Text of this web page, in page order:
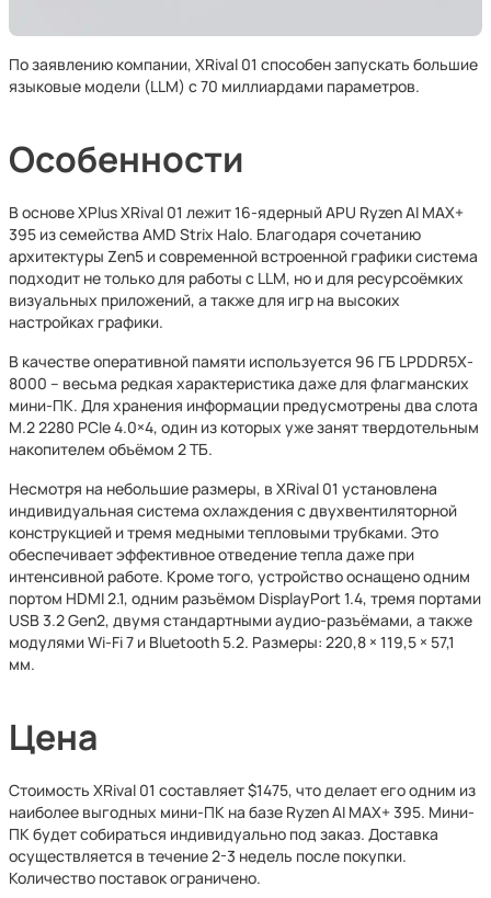
По заявлению компании, XRival 01 способен запускать большие
языковые модели (LLM) с 70 миллиардами параметров.
Особенности
В основе XPlus XRival 01 лежит 16-ядерный APU Ryzen AI MAX+
395 из семейства AMD Strix Halo. Благодаря сочетанию
архитектуры Zen5 и современной встроенной графики система
подходит не только для работы с LLM, но и для ресурсоёмких
визуальных приложений, а также для игр на высоких
настройках графики.
В качестве оперативной памяти используется 96 ГБ LPDDR5X-
8000 – весьма редкая характеристика даже для флагманских
мини-ПК. Для хранения информации предусмотрены два слота
M.2 2280 PCIe 4.0×4, один из которых уже занят твердотельным
накопителем объёмом 2 ТБ.
Несмотря на небольшие размеры, в XRival 01 установлена
индивидуальная система охлаждения с двухвентиляторной
конструкцией и тремя медными тепловыми трубками. Это
обеспечивает эффективное отведение тепла даже при
интенсивной работе. Кроме того, устройство оснащено одним
портом HDMI 2.1, одним разъёмом DisplayPort 1.4, тремя портами
USB 3.2 Gen2, двумя стандартными аудио-разъёмами, а также
модулями Wi-Fi 7 и Bluetooth 5.2. Размеры: 220,8 × 119,5 × 57,1
мм.
Цена
Стоимость XRival 01 составляет $1475, что делает его одним из
наиболее выгодных мини-ПК на базе Ryzen AI MAX+ 395. Мини-
ПК будет собираться индивидуально под заказ. Доставка
осуществляется в течение 2-3 недель после покупки.
Количество поставок ограничено.